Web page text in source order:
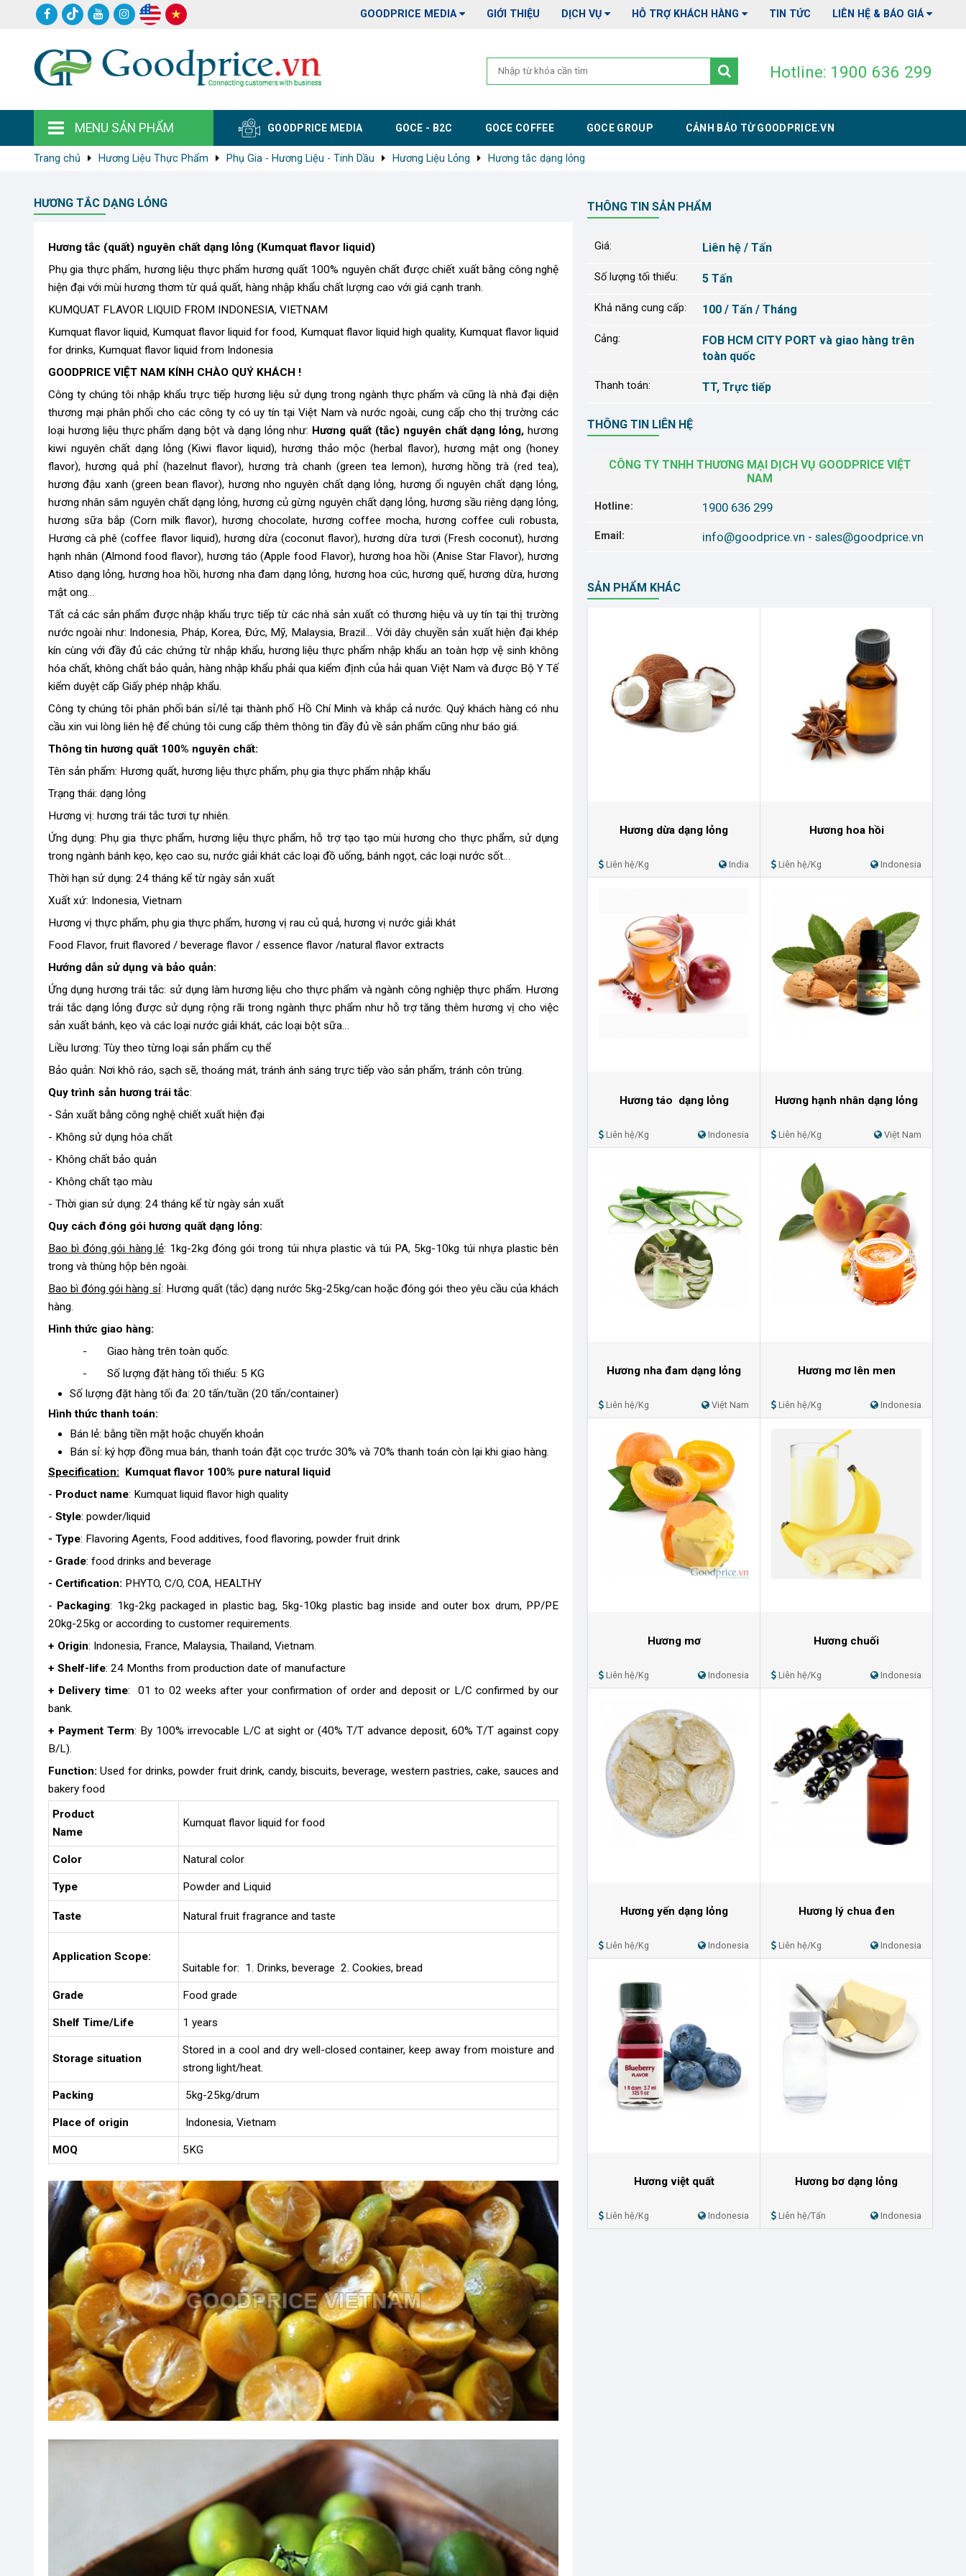
GOODPRICE MEDIA GIỚI THIỆU DỊCH VỤ HỖ TRỢ KHÁCH HÀNG TIN TỨC LIÊN HỆ & BÁO GIÁ
Hotline: 1900 636 299
MENU SẢN PHẨM GOODPRICE MEDIA GOCE - B2C GOCE COFFEE GOCE GROUP CẢNH BÁO TỪ GOODPRICE.VN
Trang chủ Hương Liệu Thực Phẩm Phụ Gia - Hương Liệu - Tinh Dầu Hương Liệu Lỏng Hương tắc dạng lỏng
HƯƠNG TẮC DẠNG LỎNG
Hương tắc (quất) nguyên chất dạng lỏng (Kumquat flavor liquid)
Phụ gia thực phẩm, hương liệu thực phẩm hương quất 100% nguyên chất được chiết xuất bằng công nghệ
hiện đại với mùi hương thơm từ quả quất, hàng nhập khẩu chất lượng cao với giá cạnh tranh.
KUMQUAT FLAVOR LIQUID FROM INDONESIA, VIETNAM
Kumquat flavor liquid, Kumquat flavor liquid for food, Kumquat flavor liquid high quality, Kumquat flavor liquid
for drinks, Kumquat flavor liquid from Indonesia
GOODPRICE VIỆT NAM KÍNH CHÀO QUÝ KHÁCH !
Công ty chúng tôi nhập khẩu trực tiếp hương liệu sử dụng trong ngành thực phẩm và cũng là nhà đại diện
thương mại phân phối cho các công ty có uy tín tại Việt Nam và nước ngoài, cung cấp cho thị trường các
loại hương liệu thực phẩm dạng bột và dạng lỏng như: Hương quất (tắc) nguyên chất dạng lỏng, hương
kiwi nguyên chất dạng lỏng (Kiwi flavor liquid), hương thảo mộc (herbal flavor), hương mật ong (honey
flavor), hương quả phỉ (hazelnut flavor), hương trà chanh (green tea lemon), hương hồng trà (red tea),
hương đậu xanh (green bean flavor), hương nho nguyên chất dạng lỏng, hương ổi nguyên chất dạng lỏng,
hương nhân sâm nguyên chất dạng lỏng, hương củ gừng nguyên chất dạng lỏng, hương sầu riêng dạng lỏng,
hương sữa bắp (Corn milk flavor), hương chocolate, hương coffee mocha, hương coffee culi robusta,
Hương cà phê (coffee flavor liquid), hương dừa (coconut flavor), hương dừa tươi (Fresh coconut), hương
hạnh nhân (Almond food flavor), hương táo (Apple food Flavor), hương hoa hồi (Anise Star Flavor), hương
Atiso dạng lỏng, hương hoa hồi, hương nha đam dạng lỏng, hương hoa cúc, hương quế, hương dừa, hương
mật ong…
Tất cả các sản phẩm được nhập khẩu trực tiếp từ các nhà sản xuất có thương hiệu và uy tín tại thị trường
nước ngoài như: Indonesia, Pháp, Korea, Đức, Mỹ, Malaysia, Brazil… Với dây chuyền sản xuất hiện đại khép
kín cùng với đầy đủ các chứng từ nhập khẩu, hương liệu thực phẩm nhập khẩu an toàn hợp vệ sinh không
hóa chất, không chất bảo quản, hàng nhập khẩu phải qua kiểm định của hải quan Việt Nam và được Bộ Y Tế
kiểm duyệt cấp Giấy phép nhập khẩu.
Công ty chúng tôi phân phối bán sỉ/lẻ tại thành phố Hồ Chí Minh và khắp cả nước. Quý khách hàng có nhu
cầu xin vui lòng liên hệ để chúng tôi cung cấp thêm thông tin đầy đủ về sản phẩm cũng như báo giá.
Thông tin hương quất 100% nguyên chất:
Tên sản phẩm: Hương quất, hương liệu thực phẩm, phụ gia thực phẩm nhập khẩu
Trạng thái: dạng lỏng
Hương vị: hương trái tắc tươi tự nhiên.
Ứng dụng: Phụ gia thực phẩm, hương liệu thực phẩm, hỗ trợ tạo tạo mùi hương cho thực phẩm, sử dụng
trong ngành bánh kẹo, kẹo cao su, nước giải khát các loại đồ uống, bánh ngọt, các loại nước sốt…
Thời hạn sử dụng: 24 tháng kể từ ngày sản xuất
Xuất xứ: Indonesia, Vietnam
Hương vị thực phẩm, phụ gia thực phẩm, hương vị rau củ quả, hương vị nước giải khát
Food Flavor, fruit flavored / beverage flavor / essence flavor /natural flavor extracts
Hướng dẫn sử dụng và bảo quản:
Ứng dụng hương trái tắc: sử dụng làm hương liệu cho thực phẩm và ngành công nghiệp thực phẩm. Hương
trái tắc dạng lỏng được sử dụng rộng rãi trong ngành thực phẩm như hỗ trợ tăng thêm hương vị cho việc
sản xuất bánh, kẹo và các loại nước giải khát, các loại bột sữa…
Liều lương: Tùy theo từng loại sản phẩm cụ thể
Bảo quản: Nơi khô ráo, sạch sẽ, thoáng mát, tránh ánh sáng trực tiếp vào sản phẩm, tránh côn trùng.
Quy trình sản hương trái tắc:
- Sản xuất bằng công nghệ chiết xuất hiện đại
- Không sử dụng hóa chất
- Không chất bảo quản
- Không chất tạo màu
- Thời gian sử dụng: 24 tháng kể từ ngày sản xuất
Quy cách đóng gói hương quất dạng lỏng:
Bao bì đóng gói hàng lẻ: 1kg-2kg đóng gói trong túi nhựa plastic và túi PA, 5kg-10kg túi nhựa plastic bên
trong và thùng hộp bên ngoài.
Bao bì đóng gói hàng sỉ: Hương quất (tắc) dạng nước 5kg-25kg/can hoặc đóng gói theo yêu cầu của khách
hàng.
Hình thức giao hàng:
- Giao hàng trên toàn quốc.
- Số lượng đặt hàng tối thiểu: 5 KG
Số lượng đặt hàng tối đa: 20 tấn/tuần (20 tấn/container)
Hình thức thanh toán:
Bán lẻ: bằng tiền mặt hoặc chuyển khoản
Bán sỉ: ký hợp đồng mua bán, thanh toán đặt cọc trước 30% và 70% thanh toán còn lại khi giao hàng.
Specification: Kumquat flavor 100% pure natural liquid
- Product name: Kumquat liquid flavor high quality
- Style: powder/liquid
- Type: Flavoring Agents, Food additives, food flavoring, powder fruit drink
- Grade: food drinks and beverage
- Certification: PHYTO, C/O, COA, HEALTHY
- Packaging: 1kg-2kg packaged in plastic bag, 5kg-10kg plastic bag inside and outer box drum, PP/PE
20kg-25kg or according to customer requirements.
+ Origin: Indonesia, France, Malaysia, Thailand, Vietnam.
+ Shelf-life: 24 Months from production date of manufacture
+ Delivery time: 01 to 02 weeks after your confirmation of order and deposit or L/C confirmed by our
bank.
+ Payment Term: By 100% irrevocable L/C at sight or (40% T/T advance deposit, 60% T/T against copy
B/L).
Function: Used for drinks, powder fruit drink, candy, biscuits, beverage, western pastries, cake, sauces and
bakery food
Product
Name
Kumquat flavor liquid for food
Color Natural color
Type Powder and Liquid
Taste Natural fruit fragrance and taste
Application Scope:
Suitable for: 1. Drinks, beverage 2. Cookies, bread
Grade Food grade
Shelf Time/Life 1 years
Storage situation
Stored in a cool and dry well-closed container, keep away from moisture and
strong light/heat.
Packing 5kg-25kg/drum
Place of origin Indonesia, Vietnam
MOQ 5KG
THÔNG TIN SẢN PHẨM
Giá: Liên hệ / Tấn
Số lượng tối thiểu: 5 Tấn
Khả năng cung cấp: 100 / Tấn / Tháng
Cảng:
FOB HCM CITY PORT và giao hàng trên
toàn quốc
Thanh toán: TT, Trực tiếp
THÔNG TIN LIÊN HỆ
CÔNG TY TNHH THƯƠNG MẠI DỊCH VỤ GOODPRICE VIỆT
NAM
Hotline: 1900 636 299
Email: info@goodprice.vn - sales@goodprice.vn
SẢN PHẨM KHÁC
Hương dừa dạng lỏng
Liên hệ/Kg India
Hương hoa hồi
Liên hệ/Kg Indonesia
Hương táo dạng lỏng
Liên hệ/Kg Indonesia
Hương hạnh nhân dạng lỏng
Liên hệ/Kg Việt Nam
Hương nha đam dạng lỏng
Liên hệ/Kg Việt Nam
Hương mơ lên men
Liên hệ/Kg Indonesia
Hương mơ
Liên hệ/Kg Indonesia
Hương chuối
Liên hệ/Kg Indonesia
Hương yến dạng lỏng
Liên hệ/Kg Indonesia
Hương lý chua đen
Liên hệ/Kg Indonesia
Hương việt quất
Liên hệ/Kg Indonesia
Hương bơ dạng lỏng
Liên hệ/Tấn Indonesia